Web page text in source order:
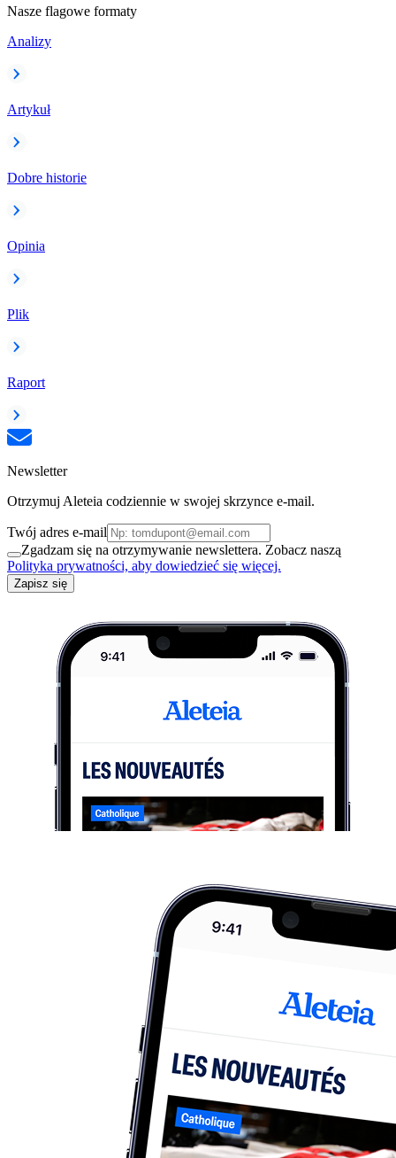
Nasze flagowe formaty
Analizy
Artykuł
Dobre historie
Opinia
Plik
Raport
Newsletter
Otrzymuj Aleteia codziennie w swojej skrzynce e-mail.
Twój adres e-mail
Zgadzam się na otrzymywanie newslettera. Zobacz naszą
Polityka prywatności, aby dowiedzieć się więcej.
Zapisz się